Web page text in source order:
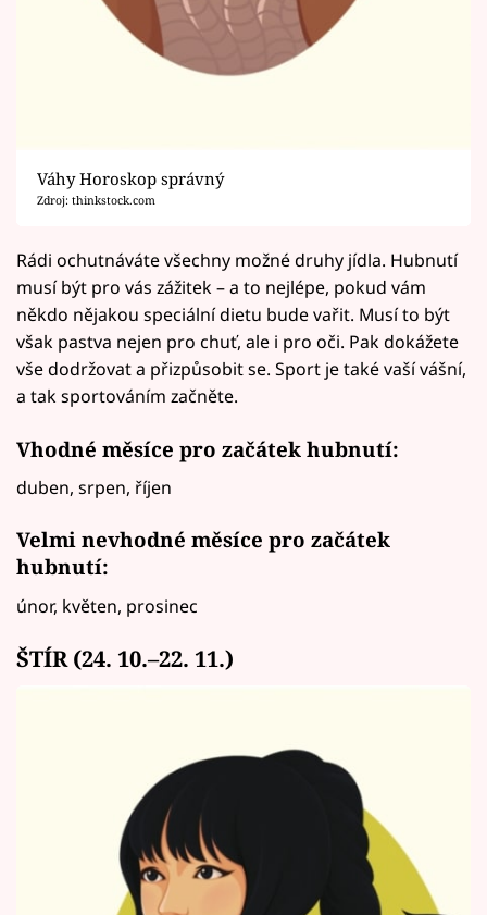
Váhy Horoskop správný
Zdroj: thinkstock.com
Rádi ochutnáváte všechny možné druhy jídla. Hubnutí
musí být pro vás zážitek – a to nejlépe, pokud vám
někdo nějakou speciální dietu bude vařit. Musí to být
však pastva nejen pro chuť, ale i pro oči. Pak dokážete
vše dodržovat a přizpůsobit se. Sport je také vaší vášní,
a tak sportováním začněte.
Vhodné měsíce pro začátek hubnutí:
duben, srpen, říjen
Velmi nevhodné měsíce pro začátek
hubnutí:
únor, květen, prosinec
ŠTÍR (24. 10.–22. 11.)